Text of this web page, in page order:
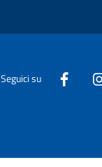
Seguici su